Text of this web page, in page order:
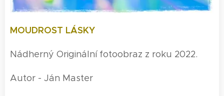
MOUDROST LÁSKY
Nádherný Originální fotoobraz z roku 2022.
Autor - Ján Master